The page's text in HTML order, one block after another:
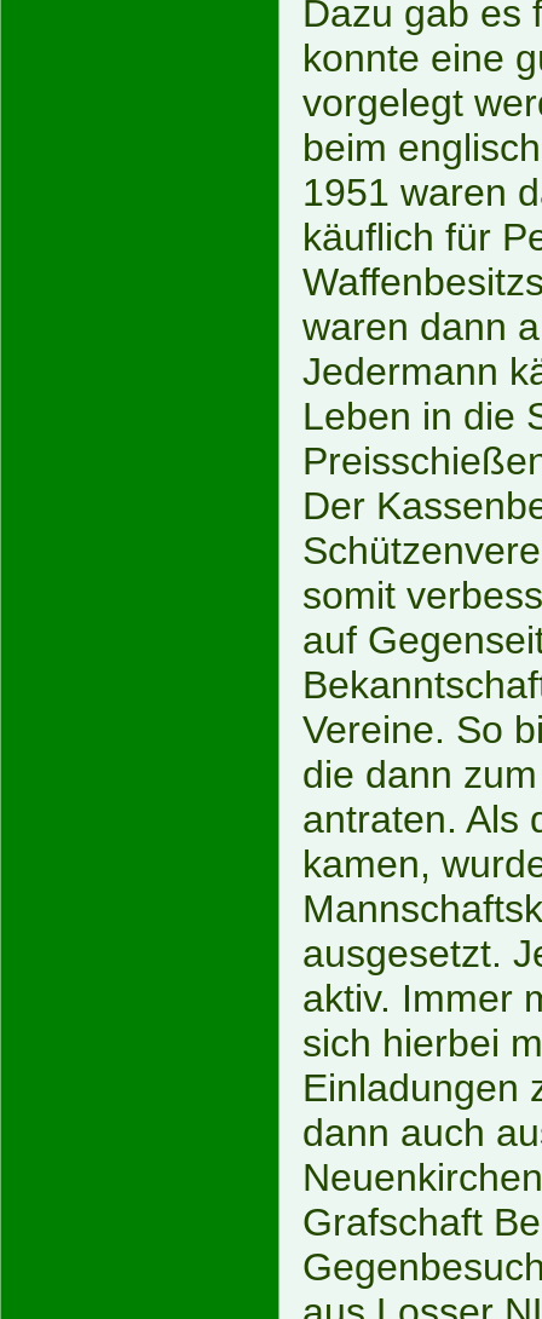
Dazu gab es
konnte eine
vorgelegt
beim
1951 waren
käuflich für
waren dann
Jedermann
Leben in die
Der
somit
auf
Vereine. So
die dann
antraten. Als
kamen,
ausgesetzt.
aktiv. Immer
sich hierbei
Einladungen
dann auch
Grafschaft